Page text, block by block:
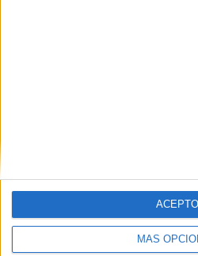
MÁS
ACEPTO
Y como regalo de agradecimiento,
gratis una copia de nuestro
primer año de universidad